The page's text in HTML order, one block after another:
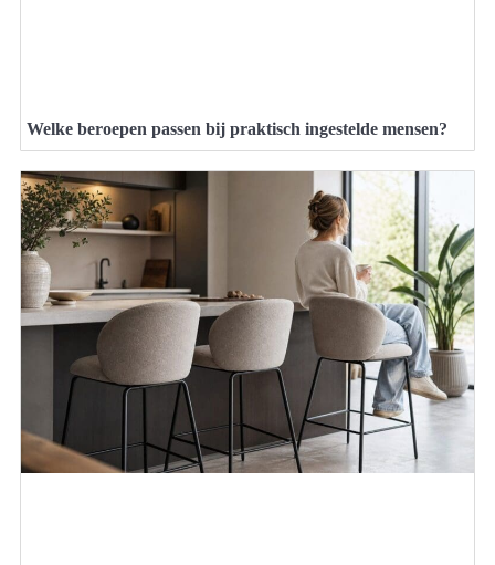
Welke beroepen passen bij praktisch ingestelde mensen?